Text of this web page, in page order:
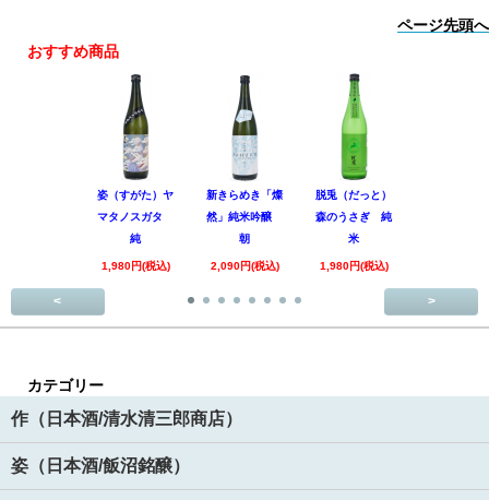
ページ先頭へ
おすすめ商品
姿（すがた）ヤ
マタノスガタ
純
1,980円(税込)
新きらめき「燦
然」純米吟醸
朝
2,090円(税込)
脱兎（だっと）
森のうさぎ 純
米
1,980円(税込)
< >
カテゴリー
作（日本酒/清水清三郎商店）
姿（日本酒/飯沼銘醸）